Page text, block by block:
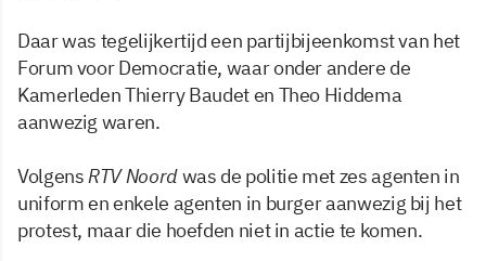
Daar was tegelijkertijd een partijbijeenkomst van het
Forum voor Democratie, waar onder andere de
Kamerleden Thierry Baudet en Theo Hiddema
aanwezig waren.
VolgensRTV Noordwas de politie met zes agenten in
uniform en enkele agenten in burger aanwezig bij het
protest, maar die hoefden niet in actie te komen.